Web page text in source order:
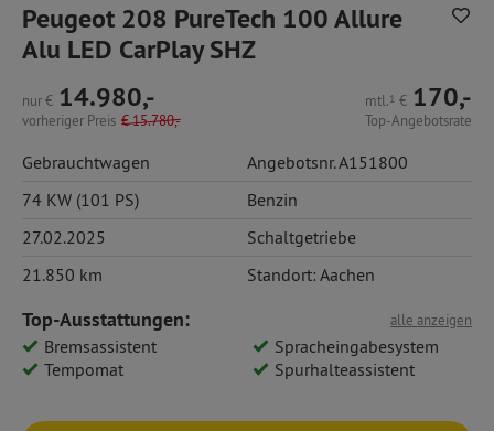
Peugeot 208 PureTech 100 Allure
Alu LED CarPlay SHZ
nur€ 14.980,-
vorheriger Preis €15.780,-
mtl.1 € 170,-
Top-Angebotsrate
Gebrauchtwagen
Angebotsnr. A151800
74 KW (101 PS)
Benzin
27.02.2025
Schaltgetriebe
21.850 km
Standort: Aachen
alle anzeigen
Top-Ausstattungen:
Bremsassistent
Spracheingabesystem
Tempomat
Spurhalteassistent